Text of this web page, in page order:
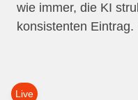
wie immer, die KI
konsistenten
Live